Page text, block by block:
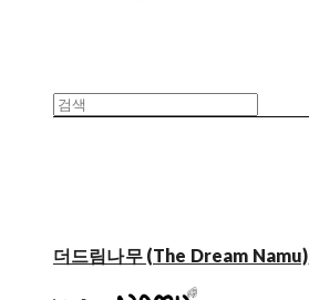
더드림나무 (The Dream Namu)